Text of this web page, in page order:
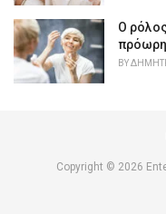
Ο
BY
Copyright © 2026